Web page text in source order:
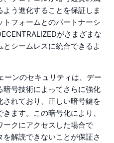
う進化することを保証しま
フォームとのパートナーシ
がさまざまな
シームレスに統合できるよ
ーンのセキュリティは、デー
暗号技術によってさらに強化
れており、正しい暗号鍵を
ます。この暗号化により、
ークにアクセスした場合で
解読できないことが保証さ